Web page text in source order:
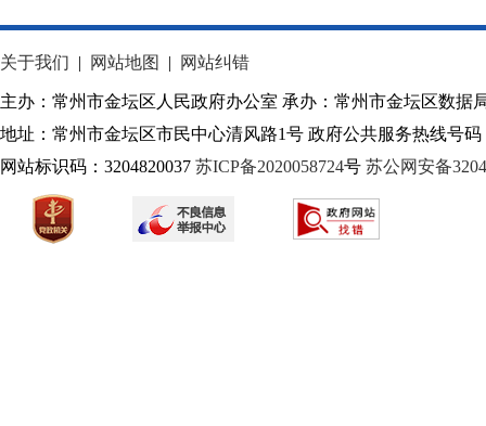
关于我们 | 网站地图 | 网站纠错
主办：常州市金坛区人民政府办公室 承办：常州市金坛区数据
地址：常州市金坛区市民中心清风路1号 政府公共服务热线号码
网站标识码：3204820037 苏ICP备2020058724号 苏公网安备